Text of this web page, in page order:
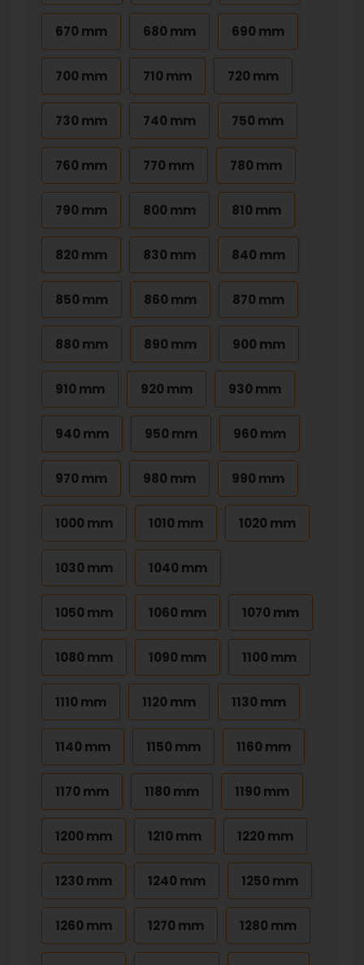
670 mm 680 mm 690 mm
700 mm 710 mm 720 mm
730 mm 740 mm 750 mm
760 mm 770 mm 780 mm
790 mm 800 mm 810 mm
820 mm 830 mm 840 mm
850 mm 860 mm 870 mm
880 mm 890 mm 900 mm
910 mm 920 mm 930 mm
940 mm 950 mm 960 mm
970 mm 980 mm 990 mm
1000 mm 1010 mm 1020 mm
1030 mm 1040 mm
1050 mm 1060 mm 1070 mm
1080 mm 1090 mm 1100 mm
1110 mm 1120 mm 1130 mm
1140 mm 1150 mm 1160 mm
1170 mm 1180 mm 1190 mm
1200 mm 1210 mm 1220 mm
1230 mm 1240 mm 1250 mm
1260 mm 1270 mm 1280 mm